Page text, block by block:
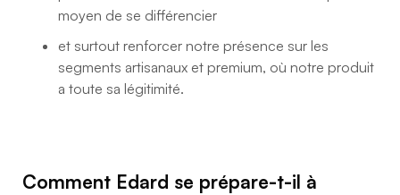
moyen de se différencier
et surtout renforcer notre présence sur les
segments artisanaux et premium, où notre produit
a toute sa légitimité.
Comment Edard se prépare-t-il à